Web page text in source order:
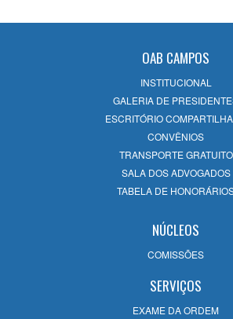
15/07/2026
Curso Prático de
Sistema E-Proc TJRJ
26/06/2026
NR-1: O Novo Cenário dos
Psicossociais e os
Trabalho
Reforma do Código Civil e
OAB CAMPOS
INSTITUCIONAL
GALERIA DE
ESCRITÓRIO
CONVÊNIOS
TRANSPORTE GRATUITO
SALA DOS ADVOGADOS
TABELA DE
NÚCLEOS
COMISSÕES
SERVIÇOS
EXAME DA ORDEM